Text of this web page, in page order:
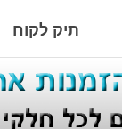
תיק לקוח